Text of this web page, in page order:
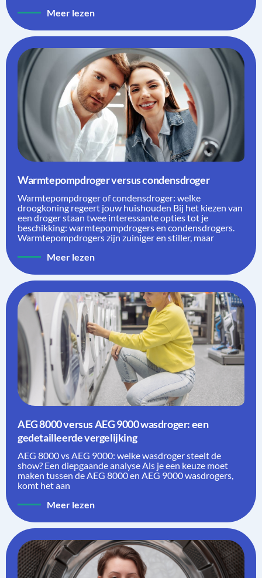
Meer lezen
Warmtepompdroger versus condensdroger
Warmtepompdroger of condensdroger: welke
droogkoning regeert jouw huishouden Bij het kiezen van
een droger staan twee interessante opties tot je
beschikking: warmtepompdrogers en condensdrogers.
Warmtepompdrogers zijn zuiniger en stiller, maar
Meer lezen
AEG 8000 versus AEG 9000 wasdroger: een
gedetailleerde vergelijking
AEG 8000 vs AEG 9000: welke wasdroger steelt de
show? Een diepgaande analyse Als je een keuze moet
maken tussen de AEG 8000 en AEG 9000 wasdrogers,
komt het aan
Meer lezen